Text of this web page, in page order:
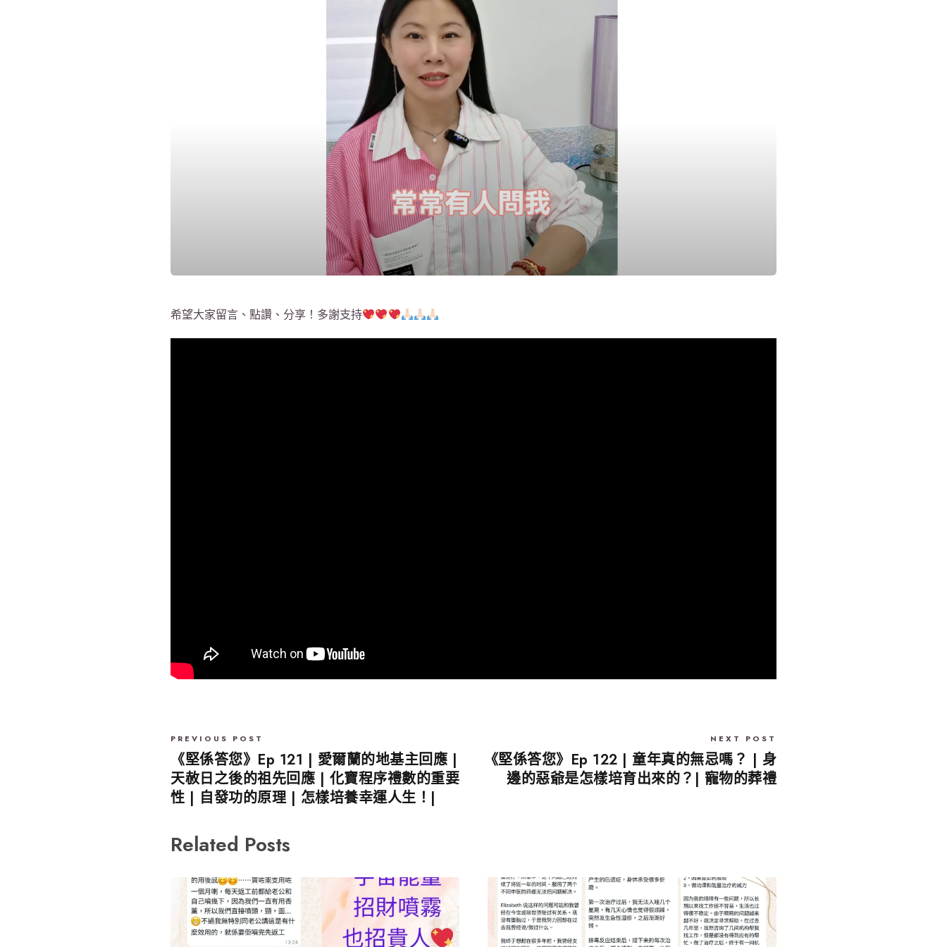
希望大家留言、點讚、分享！多謝支持
PREVIOUS POST
《堅係答您》Ep 121 | 愛爾蘭的地基主回應 |
天赦日之後的祖先回應 | 化寶程序禮數的重要
性 | 自發功的原理 | 怎樣培養幸運人生！|
NEXT POST
《堅係答您》Ep 122 | 童年真的無忌嗎？ | 身
邊的惡爺是怎樣培育出來的？| 寵物的葬禮
Related Posts